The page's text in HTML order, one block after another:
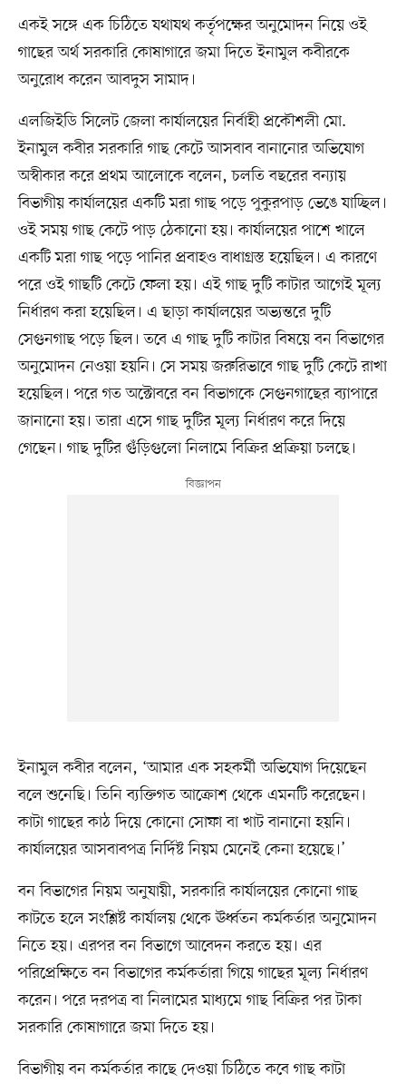
একই সঙ্গে এক চিঠিতে যথাযথ কর্তৃপক্ষের অনুমোদন নিয়ে ওই
গাছের অর্থ সরকারি কোষাগারে জমা দিতে ইনামুল কবীরকে
অনুরোধ করেন আবদুস সামাদ।
এলজিইডি সিলেট জেলা কার্যালয়ের নির্বাহী প্রকৌশলী মো.
ইনামুল কবীর সরকারি গাছ কেটে আসবাব বানানোর অভিযোগ
অস্বীকার করে প্রথম আলোকে বলেন, চলতি বছরের বন্যায়
বিভাগীয় কার্যালয়ের একটি মরা গাছ পড়ে পুকুরপাড় ভেঙে যাচ্ছিল।
ওই সময় গাছ কেটে পাড় ঠেকানো হয়। কার্যালয়ের পাশে খালে
একটি মরা গাছ পড়ে পানির প্রবাহও বাধাগ্রস্ত হয়েছিল। এ কারণে
পরে ওই গাছটি কেটে ফেলা হয়। এই গাছ দুটি কাটার আগেই মূল্য
নির্ধারণ করা হয়েছিল। এ ছাড়া কার্যালয়ের অভ্যন্তরে দুটি
সেগুনগাছ পড়ে ছিল। তবে এ গাছ দুটি কাটার বিষয়ে বন বিভাগের
অনুমোদন নেওয়া হয়নি। সে সময় জরুরিভাবে গাছ দুটি কেটে রাখা
হয়েছিল। পরে গত অক্টোবরে বন বিভাগকে সেগুনগাছের ব্যাপারে
জানানো হয়। তারা এসে গাছ দুটির মূল্য নির্ধারণ করে দিয়ে
গেছেন। গাছ দুটির গুঁড়িগুলো নিলামে বিক্রির প্রক্রিয়া চলছে।
ইনামুল কবীর বলেন, ‘আমার এক সহকর্মী অভিযোগ দিয়েছেন
বলে শুনেছি। তিনি ব্যক্তিগত আক্রোশ থেকে এমনটি করেছেন।
কাটা গাছের কাঠ দিয়ে কোনো সোফা বা খাট বানানো হয়নি।
কার্যালয়ের আসবাবপত্র নির্দিষ্ট নিয়ম মেনেই কেনা হয়েছে।’
বন বিভাগের নিয়ম অনুযায়ী, সরকারি কার্যালয়ের কোনো গাছ
কাটতে হলে সংশ্লিষ্ট কার্যালয় থেকে ঊর্ধ্বতন কর্মকর্তার অনুমোদন
নিতে হয়। এরপর বন বিভাগে আবেদন করতে হয়। এর
পরিপ্রেক্ষিতে বন বিভাগের কর্মকর্তারা গিয়ে গাছের মূল্য নির্ধারণ
করেন। পরে দরপত্র বা নিলামের মাধ্যমে গাছ বিক্রির পর টাকা
সরকারি কোষাগারে জমা দিতে হয়।
বিভাগীয় বন কর্মকর্তার কাছে দেওয়া চিঠিতে কবে গাছ কাটা